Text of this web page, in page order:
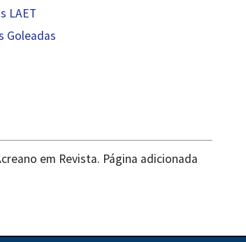
LAET
Goleadas
em Revista. Página adicionada